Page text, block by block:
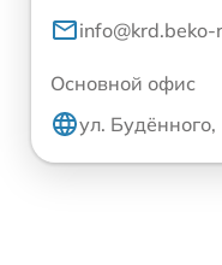
Основной офис
ул. Будённого,